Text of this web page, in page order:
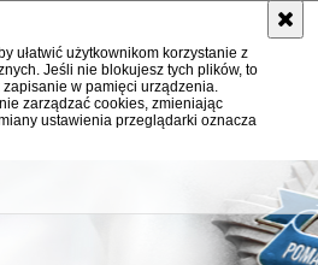
ułatwić użytkownikom korzystanie z
Jeśli nie blokujesz tych plików, to
w pamięci urządzenia.
zarządzać cookies, zmieniając
ustawienia przeglądarki oznacza